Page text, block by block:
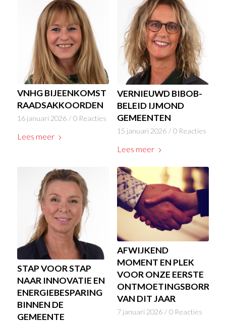
VNHG BIJEENKOMST
RAADSAKKOORDEN
16 januari 2026 / 0 Reacties
Lees meer
VERNIEUWD BIBOB-
BELEID IJMOND
GEMEENTEN
15 januari 2026 / 0 Reacties
Lees meer
STAP VOOR STAP
NAAR INNOVATIE EN
ENERGIEBESPARING
BINNEN DE
GEMEENTE
AFWIJKEND
MOMENT EN PLEK
VOOR ONZE EERSTE
ONTMOETINGSBORREL
VAN DIT JAAR
7 januari 2026 / 0 Reacties